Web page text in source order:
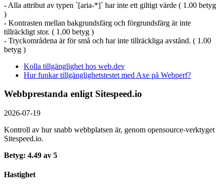
- Alla attribut av typen `[aria-*]` har inte ett giltigt värde ( 1.00 betyg
)
- Kontrasten mellan bakgrundsfärg och förgrundsfärg är inte
tillräckligt stor. ( 1.00 betyg )
- Tryckområdena är för små och har inte tillräckliga avstånd. ( 1.00
betyg )
Kolla tillgänglighet hos web.dev
Hur funkar tillgänglighetstestet med Axe på Webperf?
Webbprestanda enligt Sitespeed.io
2026-07-19
Kontroll av hur snabb webbplatsen är, genom opensource-verktyget
Sitespeed.io.
Betyg: 4.49 av 5
Hastighet